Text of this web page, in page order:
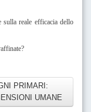
reale efficacia dello
PRIMARI:
UMANE